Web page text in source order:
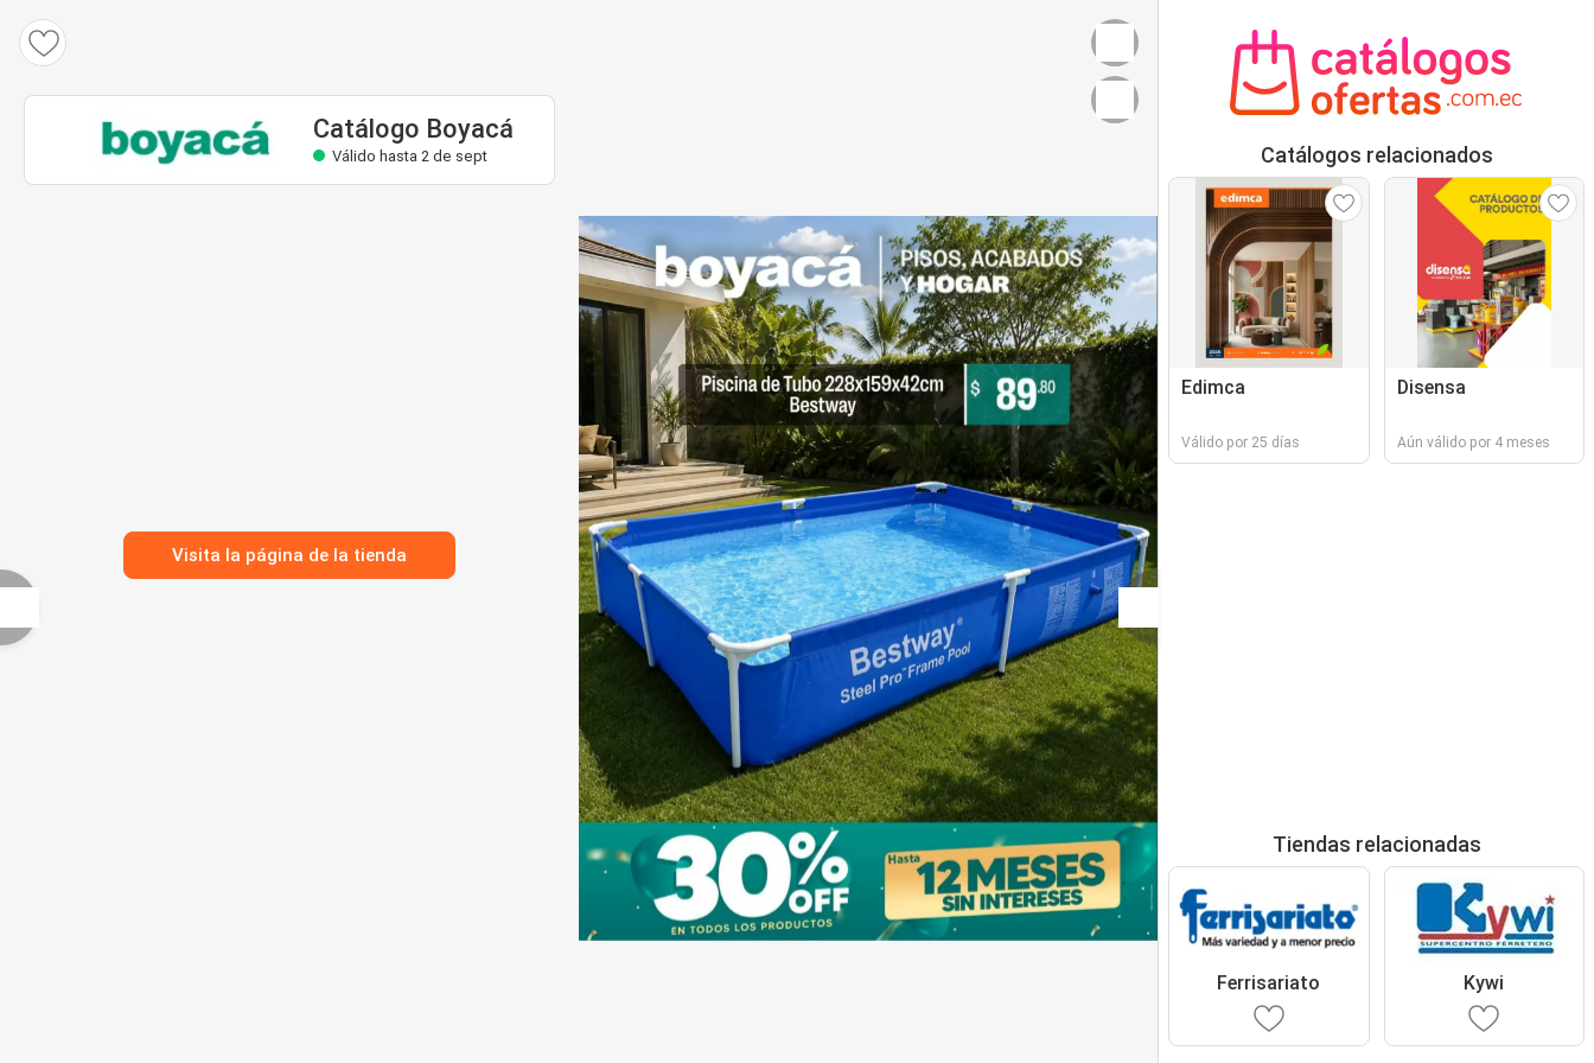
Catálogo Boyacá
Válido hasta 2 de sept
Visita la página de la tienda
Catálogos relacionados
Edimca
Válido por 25 días
Disensa
Aún válido por 4 meses
Tiendas relacionadas
Ferrisariato Kywi